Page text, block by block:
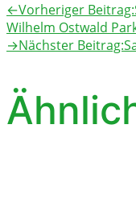
←Vorheriger Beitrag:
Wilhelm Ostwald
→Nächster Beitrag: